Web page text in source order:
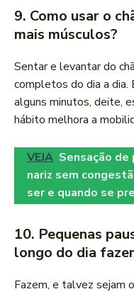
9. Como usar o
mais músculos?
Sentar e levantar do
completos do dia a dia.
alguns minutos, deite,
hábito melhora a
VEJA Sensação
nariz sem
ser e quando se
10. Pequenas
longo do dia
Fazem, e talvez sejam